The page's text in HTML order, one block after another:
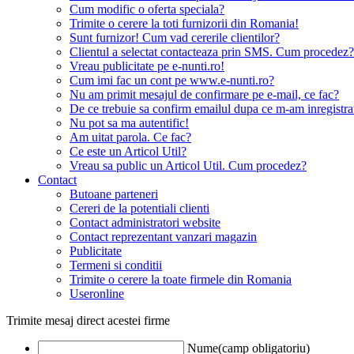
Cum modific o oferta speciala?
Trimite o cerere la toti furnizorii din Romania!
Sunt furnizor! Cum vad cererile clientilor?
Clientul a selectat contacteaza prin SMS. Cum procedez?
Vreau publicitate pe e-nunti.ro!
Cum imi fac un cont pe www.e-nunti.ro?
Nu am primit mesajul de confirmare pe e-mail, ce fac?
De ce trebuie sa confirm emailul dupa ce m-am
Nu pot sa ma autentific!
Am uitat parola. Ce fac?
Ce este un Articol Util?
Vreau sa public un Articol Util. Cum procedez?
Contact
Butoane parteneri
Cereri de la potentiali clienti
Contact administratori website
Contact reprezentant vanzari magazin
Publicitate
Termeni si conditii
Trimite o cerere la toate firmele din Romania
Useronline
Trimite mesaj direct acestei firme
Nume(camp obligatoriu)